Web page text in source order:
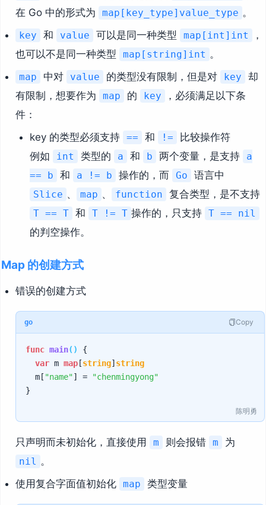
在 Go 中的形式为
map[key_type]value_type 。
key 和 value 可以是同一种类型 map[int]int
，
也可以不是同一种类型
map[string]int 。
map 中对 value 的类型没有限制，但是对 key
却
有限制，想要作为
map 的 key
，必须满足以下条
件：
key 的类型必须支持 == 和 !=
比较操作符
例如
int 类型的 a 和 b 两个变量，是支持
a
== b
和 a != b 操作的，而 Go 语言中
Slice 、 map 、 function 复合类型，是不支持
T == T 和 T != T 操作的，只支持 T == nil
的判空操作。
Map 的创建方式
错误的创建方式
go Copy
func main()
{
var m map[string] string
	m[
"name"] =
"chenmingyong"
陈明勇
只声明而未初始化，直接使用 m 则会报错 m 为
nil
。
使用复合字面值初始化 map 类型变量